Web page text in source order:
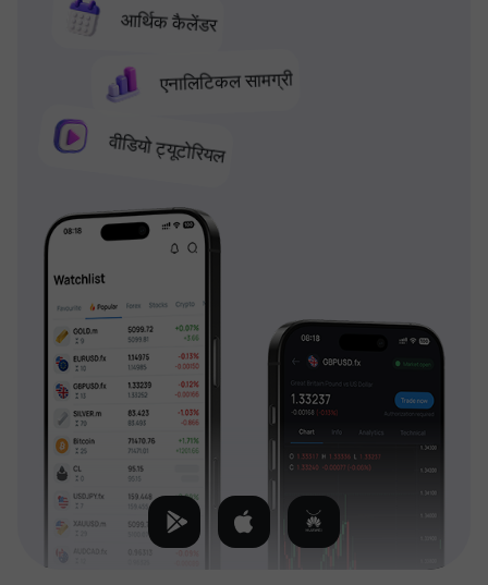
आर्थिक कैलेंडर
एनालिटिकल सामग्री
वीडियो ट्यूटोरियल